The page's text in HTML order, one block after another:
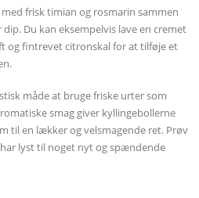
frisk timian og rosmarin sammen
Du kan eksempelvis lave en cremet
og fintrevet citronskal for at tilføje et
måde at bruge friske urter som
smag giver kyllingebollerne
til en lækker og velsmagende ret. Prøv
lyst til noget nyt og spændende